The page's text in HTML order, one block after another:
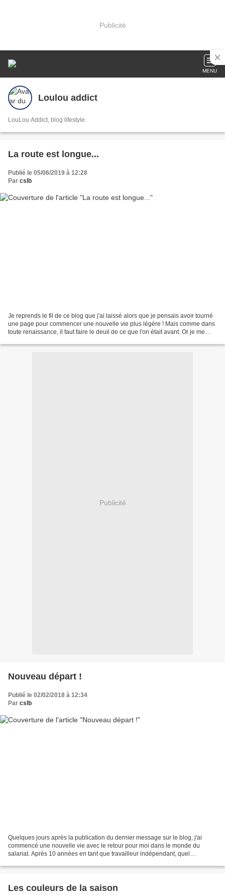
Publicité
MENU
Loulou addict
LouLou Addict, blog lifestyle.
La route est longue...
Publié le 05/06/2019 à 12:28
Par cslb
Je reprends le fil de ce blog que j'ai laissé alors que je pensais avoir tourné
une page pour commencer une nouvelle vie plus légère ! Mais comme dans
toute renaissance, il faut faire le deuil de ce que l'on était avant. Or je me
Publicité
Nouveau départ !
Publié le 02/02/2018 à 12:34
Par cslb
Quelques jours après la publication du dernier message sur le blog, j'ai
commencé une nouvelle vie avec le retour pour moi dans le monde du
salariat. Après 10 années en tant que travailleur indépendant, quel
Les couleurs de la saison